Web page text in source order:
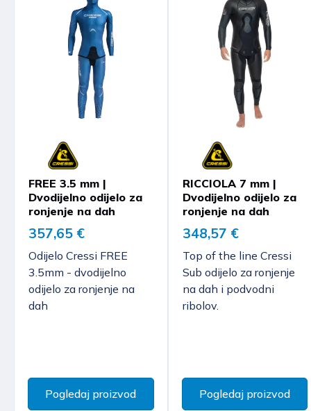
FREE 3.5 mm |
Dvodijelno odijelo za
ronjenje na dah
357,65 €
Odijelo Cressi FREE
3.5mm - dvodijelno
odijelo za ronjenje na
dah
Pogledaj proizvod
RICCIOLA 7 mm |
Dvodijelno odijelo za
ronjenje na dah
348,57 €
Top of the line Cressi
Sub odijelo za ronjenje
na dah i podvodni
ribolov.
Pogledaj proizvod